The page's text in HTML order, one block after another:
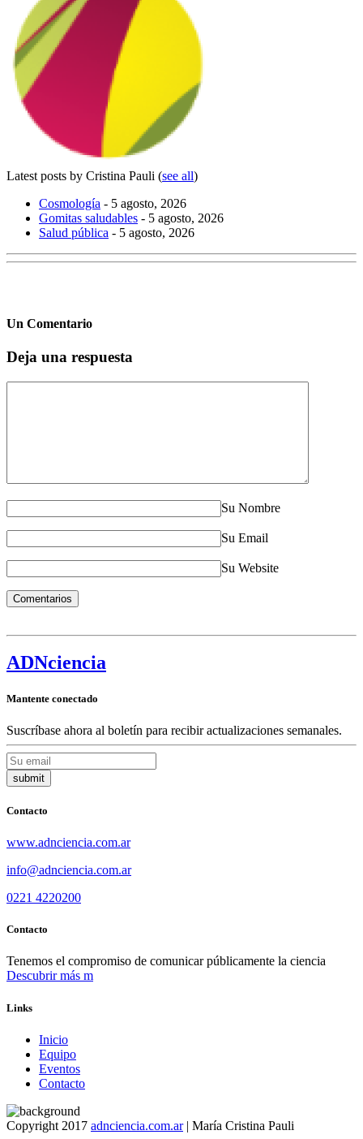
Latest posts by Cristina Pauli (see all)
Cosmología - 5 agosto, 2026
Gomitas saludables - 5 agosto, 2026
Salud pública - 5 agosto, 2026
Un Comentario
Deja una respuesta
Su Nombre
Su Email
Su Website
ADNciencia
Mantente conectado
Suscríbase ahora al boletín para recibir actualizaciones semanales.
Contacto
www.adnciencia.com.ar
info@adnciencia.com.ar
0221 4220200
Contacto
Tenemos el compromiso de comunicar públicamente la ciencia
Descubrir más
Links
Inicio
Equipo
Eventos
Contacto
Copyright 2017 adnciencia.com.ar| María Cristina Pauli